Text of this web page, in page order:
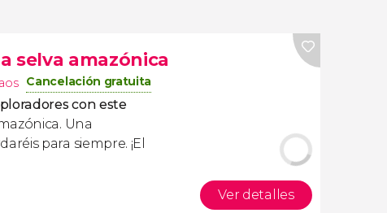
selva amazónica
Cancelación gratuita
con este
Una
para siempre. ¡El
Ver detalles